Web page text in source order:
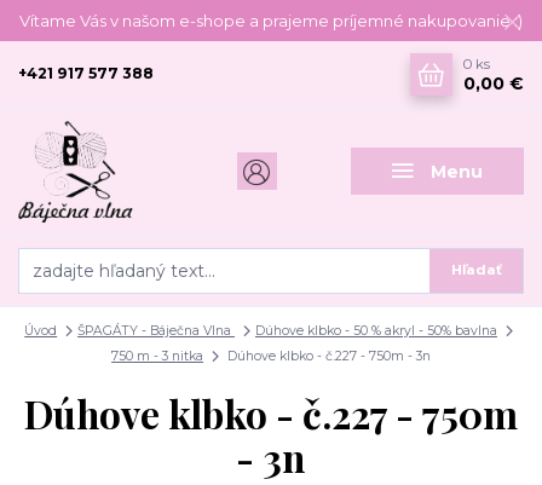
Vítame Vás v našom e-shope a prajeme príjemné nakupovanie :)
Menu
Hľadať
+421 917 577 388
0 ks
0,00 €
Úvod ŠPAGÁTY - Báječna Vlna
Dúhove klbko - 50 % akryl - 50% bavlna
750 m - 3 nitka
Dúhove klbko - č.227 - 750m - 3n
Dúhove klbko - č.227 - 750m
- 3n